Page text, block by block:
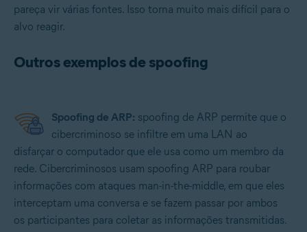
pareça vir várias fontes. Isso torna muito mais difícil para o
alvo reagir.
Outros exemplos de spoofing
Spoofing de ARP: spoofing de ARP permite que o
cibercriminoso se infiltre em uma LAN ao
disfarçar o computador que ele usa como um membro da
rede. Cibercriminosos usam spoofing ARP para roubar
informações com ataques man-in-the-middle, em que eles
interceptam uma conversa e se fazem passar por ambos
os participantes para coletar as informações transmitidas.